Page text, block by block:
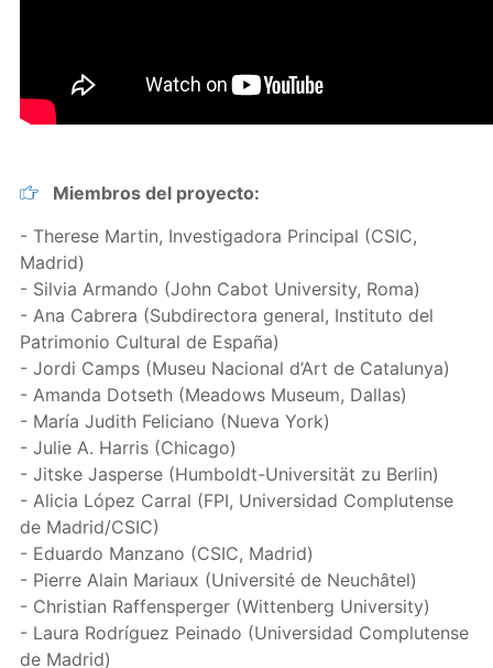
Miembros del proyecto:
- Therese Martin, Investigadora Principal (CSIC,
Madrid)
- Silvia Armando (John Cabot University, Roma)
- Ana Cabrera (Subdirectora general, Instituto del
Patrimonio Cultural de España)
- Jordi Camps (Museu Nacional d’Art de Catalunya)
- Amanda Dotseth (Meadows Museum, Dallas)
- María Judith Feliciano (Nueva York)
- Julie A. Harris (Chicago)
- Jitske Jasperse (Humboldt-Universität zu Berlin)
- Alicia López Carral (FPI, Universidad Complutense
de Madrid/CSIC)
- Eduardo Manzano (CSIC, Madrid)
- Pierre Alain Mariaux (Université de Neuchâtel)
- Christian Raffensperger (Wittenberg University)
- Laura Rodríguez Peinado (Universidad Complutense
de Madrid)